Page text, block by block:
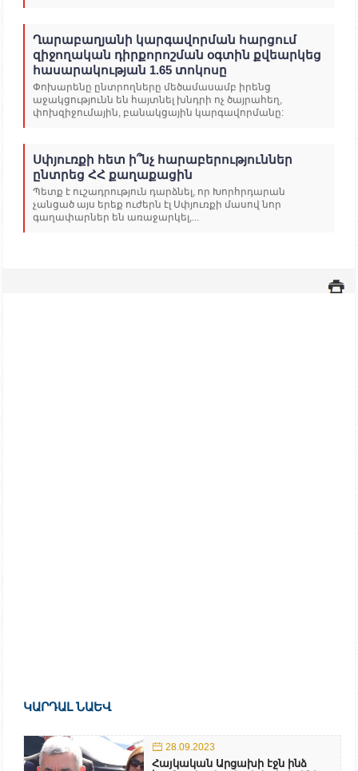
Ղարաբաղյանի կարգավորման հարցում
զիջողական դիրքորոշման օգտին քվեարկեց
հասարակության 1.65 տոկոսը
Փոխարենը ընտրողները մեծամասամբ իրենց
աջակցությունն են հայտնել խնդրի ոչ ծայրահեղ,
փոխզիջումային, բանակցային կարգավորմանը:
Սփյուռքի հետ ի՞նչ հարաբերություններ
ընտրեց ՀՀ քաղաքացին
Պետք է ուշադրություն դարձնել, որ Խորհրդարան
չանցած այս երեք ուժերն էլ Սփյուռքի մասով նոր
գաղափարներ են առաջարկել,...
ԿԱՐԴԱԼ ՆԱԵՎ
28.09.2023
Հայկական Արցախի էջն ինձ